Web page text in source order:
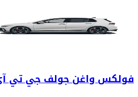
فولكس واغن جولف جي تي